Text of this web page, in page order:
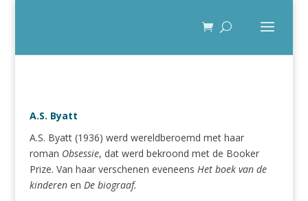
A.S. Byatt
A.S. Byatt (1936) werd wereldberoemd met haar
roman Obsessie, dat werd bekroond met de Booker
Prize. Van haar verschenen eveneens Het boek van de
kinderenen De biograaf.